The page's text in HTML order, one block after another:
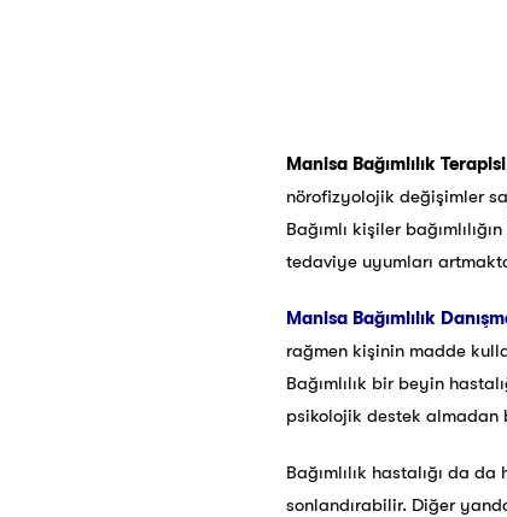
Manisa Bağımlılık
nörofizyolojik değişimler
Bağımlı kişiler
tedaviye uyumları
Manisa Bağımlılık
rağmen kişinin madde
Bağımlılık bir beyin
psikolojik destek almadan
Bağımlılık hastalığı da
sonlandırabilir. Diğer